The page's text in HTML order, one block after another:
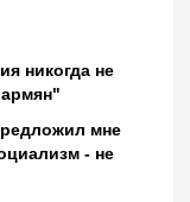
никогда не
мне
- не